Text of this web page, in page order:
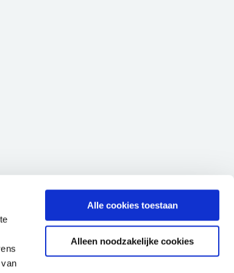
Alle cookies toestaan
Alleen noodzakelijke cookies